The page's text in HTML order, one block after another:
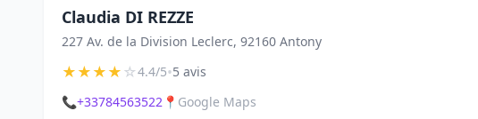
Claudia DI REZZE
227 Av. de la Division Leclerc, 92160 Antony
★★★★☆4.4/5•5 avis
📞+33784563522 📍 Google Maps